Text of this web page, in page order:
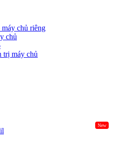
máy chủ riêng
chủ
trị máy chủ
New